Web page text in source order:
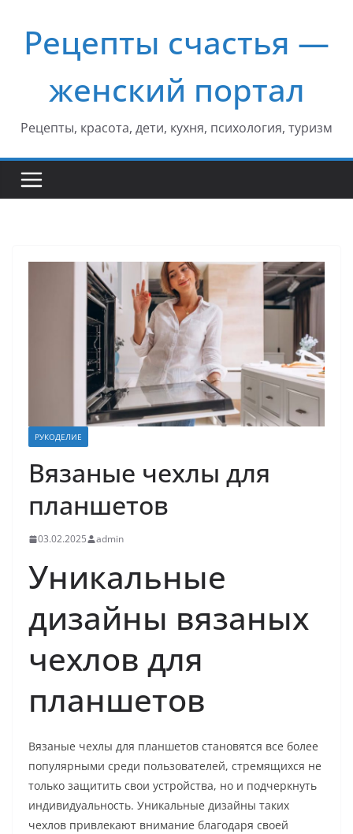
содержимому
Рецепты счастья —
женский портал
Рецепты, красота, дети, кухня, психология, туризм
РУКОДЕЛИЕ
Вязаные чехлы для
планшетов
03.02.2025 admin
Уникальные
дизайны вязаных
чехлов для
планшетов
Вязаные чехлы для планшетов становятся все более
популярными среди пользователей, стремящихся не
только защитить свои устройства, но и подчеркнуть
индивидуальность. Уникальные дизайны таких
чехлов привлекают внимание благодаря своей